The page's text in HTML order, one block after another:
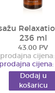
236 ml
43.00 PV
Dodaj u
košaricu